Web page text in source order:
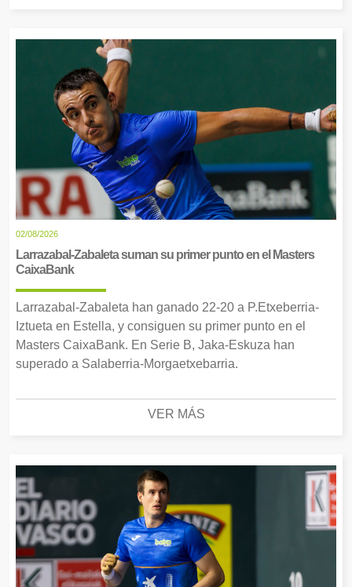
02/08/2026
Larrazabal-Zabaleta suman su primer punto en el Masters
CaixaBank
Larrazabal-Zabaleta han ganado 22-20 a P.Etxeberria-
Iztueta en Estella, y consiguen su primer punto en el
Masters CaixaBank. En Serie B, Jaka-Eskuza han
superado a Salaberria-Morgaetxebarria.
VER MÁS